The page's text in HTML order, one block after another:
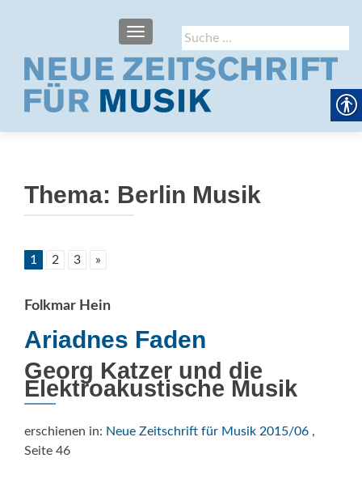
Suche
nach:
SCHALTE NAVIGATION
Thema: Berlin Musik
1 2 3 »
Folkmar Hein
Ariadnes Faden
Georg Katzer und die
Elektroakustische Musik
erschienen in: Neue Zeitschrift für Musik 2015/06 ,
Seite 46